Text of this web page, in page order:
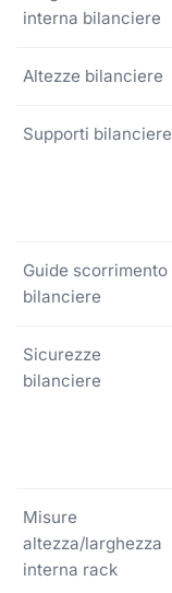
interna bilanciere
Altezze bilanciere
Supporti bilanciere
Guide scorrimento
bilanciere
Sicurezze
bilanciere
Misure
altezza/larghezza
interna rack